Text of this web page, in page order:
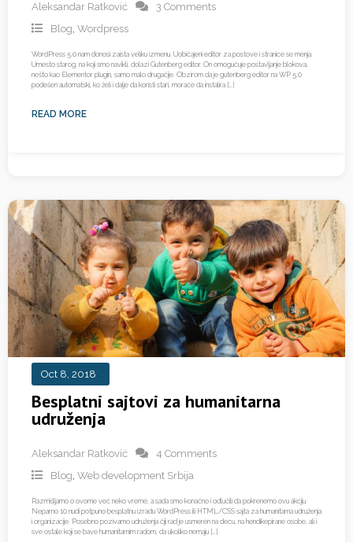
Aleksandar Ratković
3 Comments
Blog, Wordpress
WordPress 5.0 nam donosi zaista veliku izmenu. Uobičajeni editor za postove i stranice se menja.
Umesto starog, na koji smo navikli, dolazi Gutenberg editor. On omogućuje postavljanje blokova,
nešto kao Elementor plugin, samo malo drugačije. Obzirom da je gutenberg editor na WP 5.0
podešen automatski, ko želi i dalje da koristi stari, moraće da instalira […]
READ MORE
Besplatni sajtovi za humanitarna
udruženja
Oct 8, 2018
Aleksandar Ratković
4 Comments
Blog, Web development Srbija
Razmišljamo o ovome već neko vreme, a sada smo konačno i odlučili da pokrenemo ovu akciju.
Neparno 10 nudi potpuno besplatnu izradu WordPress ili HTML/CSS sajta za humanitarna udruženja
i organizacije. Posebno pozivamo udruženja čiji rad je usmeren na decu, na hendikepirane osobe, ali i
sve ostale koji se bave humanitarnim radom, da ukoliko nemaju […]